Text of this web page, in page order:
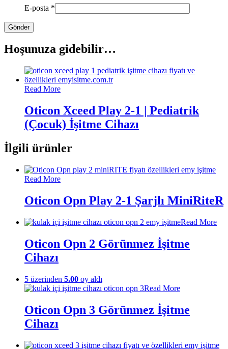
E-posta *
Hoşunuza gidebilir…
Read More
Oticon Xceed Play 2-1 | Pediatrik
(Çocuk) İşitme Cihazı
İlgili ürünler
Read More
Oticon Opn Play 2-1 Şarjlı MiniRiteR
Read More
Oticon Opn 2 Görünmez İşitme
Cihazı
5 üzerinden 5.00 oy aldı
Read More
Oticon Opn 3 Görünmez İşitme
Cihazı